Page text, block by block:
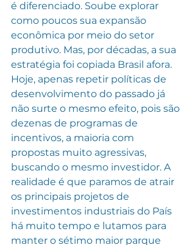
é diferenciado. Soube explorar
como poucos sua expansão
econômica por meio do setor
produtivo. Mas, por décadas, a sua
estratégia foi copiada Brasil afora.
Hoje, apenas repetir políticas de
desenvolvimento do passado já
não surte o mesmo efeito, pois são
dezenas de programas de
incentivos, a maioria com
propostas muito agressivas,
buscando o mesmo investidor. A
realidade é que paramos de atrair
os principais projetos de
investimentos industriais do País
há muito tempo e lutamos para
manter o sétimo maior parque